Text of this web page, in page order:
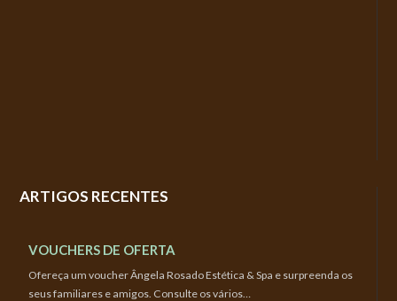
ARTIGOS RECENTES
VOUCHERS DE OFERTA
Ofereça um voucher Ângela Rosado Estética & Spa e surpreenda os
seus familiares e amigos. Consulte os vários…